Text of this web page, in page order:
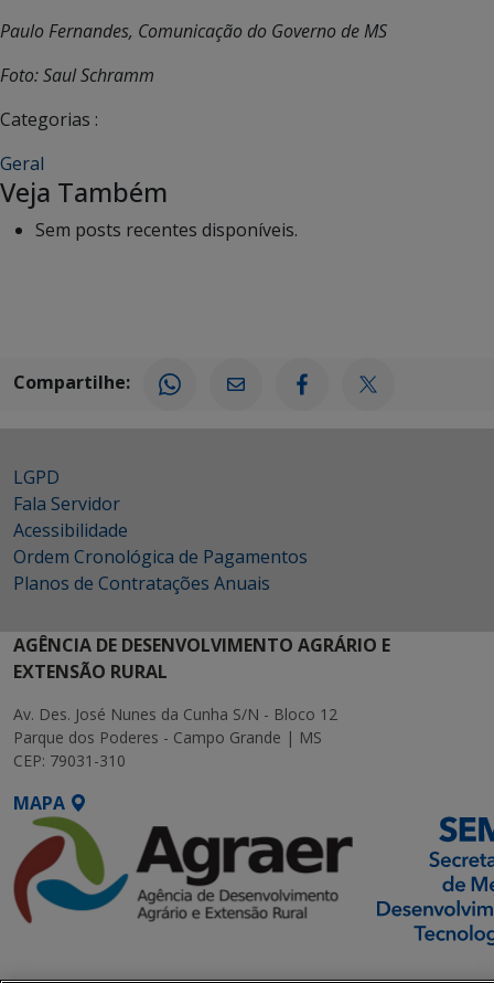
Paulo Fernandes, Comunicação do Governo de MS
Foto: Saul Schramm
Categorias :
Geral
Veja Também
Sem posts recentes disponíveis.
Compartilhe:
LGPD
Fala Servidor
Acessibilidade
Ordem Cronológica de Pagamentos
Planos de Contratações Anuais
AGÊNCIA DE DESENVOLVIMENTO AGRÁRIO E
EXTENSÃO RURAL
Av. Des. José Nunes da Cunha S/N - Bloco 12
Parque dos Poderes - Campo Grande | MS
CEP: 79031-310
MAPA